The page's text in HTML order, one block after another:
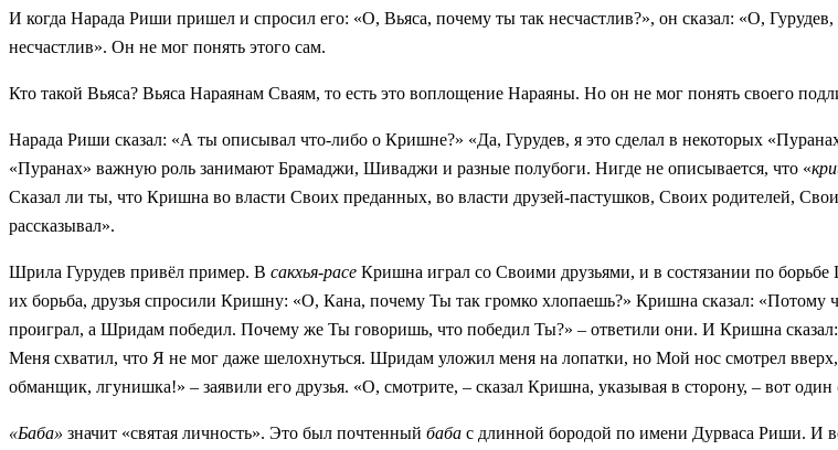
И когда Нарада Риши пришел и спросил его: «О, Вьяса, почему ты так несчастлив?», он сказал: «О,
несчастлив». Он не мог понять этого сам.
Кто такой Вьяса? Вьяса Нараянам Сваям, то есть это воплощение Нараяны. Но он не мог понять своего
Нарада Риши сказал: «А ты описывал что-либо о Кришне?» «Да, Гурудев, я это сделал в некоторых
«Пуранах» важную роль занимают Брамаджи, Шиваджи и разные полубоги. Нигде не описывается, что «
Сказал ли ты, что Кришна во власти Своих преданных, во власти друзей-пастушков, Своих родителей,
рассказывал».
Шрила Гурудев привёл пример. В сакхья-расе Кришна играл со Своими друзьями, и в состязании по
их борьба, друзья спросили Кришну: «О, Кана, почему Ты так громко хлопаешь?» Кришна сказал:
проиграл, а Шридам победил. Почему же Ты говоришь, что победил Ты?» – ответили они. И Кришна
Меня схватил, что Я не мог даже шелохнуться. Шридам уложил меня на лопатки, но Мой нос смотрел
обманщик, лгунишка!» – заявили его друзья. «О, смотрите, – сказал Кришна, указывая в сторону, – вот один
«Баба» значит «святая личность». Это был почтенный баба с длинной бородой по имени Дурваса Риши. И